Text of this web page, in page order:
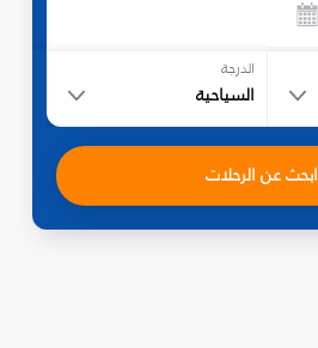
الدرجة
السياحية
ابحث عن الرحلات